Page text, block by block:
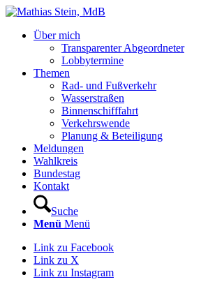
Über mich
Transparenter Abgeordneter
Lobbytermine
Themen
Rad- und Fußverkehr
Wasserstraßen
Binnenschifffahrt
Verkehrswende
Planung & Beteiligung
Meldungen
Wahlkreis
Bundestag
Kontakt
Suche
Menü Menü
Link zu Facebook
Link zu X
Link zu Instagram